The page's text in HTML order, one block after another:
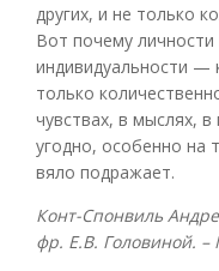
других, и не только
Вот почему
индивидуальности —
только
чувствах, в мыслях,
угодно, особенно на
вяло подражает.
Конт-Спонвиль
фр. Е.В. Головиной. –